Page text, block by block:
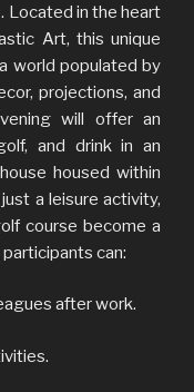
Located in the heart
Art, this unique
world populated by
projections, and
will offer an
and drink in an
housed within
a leisure activity,
course become a
can:
after work.